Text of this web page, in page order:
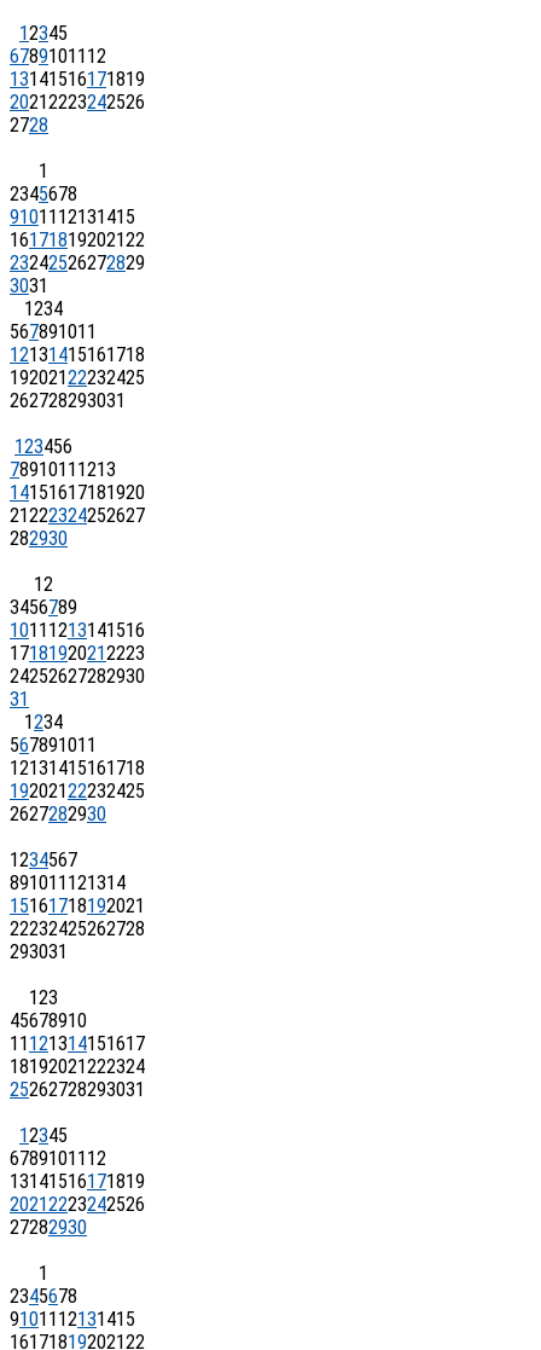
12345
6789101112
13141516171819
20212223242526
2728
1
2345678
9101112131415
16171819202122
23242526272829
3031
1234
567891011
12131415161718
19202122232425
262728293031
123456
78910111213
14151617181920
21222324252627
282930
12
3456789
10111213141516
17181920212223
24252627282930
31
1234
567891011
12131415161718
19202122232425
2627282930
1234567
891011121314
15161718192021
22232425262728
293031
123
45678910
11121314151617
18192021222324
25262728293031
12345
6789101112
13141516171819
20212223242526
27282930
1
2345678
9101112131415
16171819202122